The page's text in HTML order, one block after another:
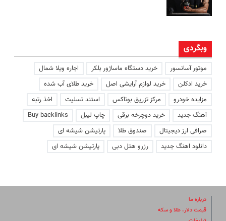
وبگردی
موتور آسانسور خرید دستگاه ماساژور بلکر
اجاره ویلا شمال
خرید ادکلن
خرید لوازم آرایشی اصل
خرید طلای آب شده
مزایده خودرو
مرکز تزریق بوتاکس استند تسلیت
اخذ رتبه
آهنگ جدید
خرید دوچرخه برقی چاپ لیبل
Buy backlinks
صرافی ارز دیجیتال
صندوق طلا
پارتیشن شیشه ای
دانلود اهنگ جدید
رزرو هتل دبی پارتیشن شیشه ای
درباره ما
قیمت دلار، طلا و سکه